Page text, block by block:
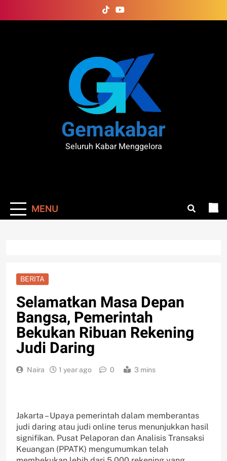
to
Gemakabar
Seluruh Kabar Menggelora
MENU
BERITA
Selamatkan Masa Depan
Bangsa, Pemerintah
Bekukan Ribuan Rekening
Judi Daring
Naira 1 year ago 0 3 mins
Jakarta – Upaya pemerintah dalam memberantas
judi daring atau judi online terus menunjukkan hasil
signifikan. Pusat Pelaporan dan Analisis Transaksi
Keuangan (PPATK) mengumumkan telah